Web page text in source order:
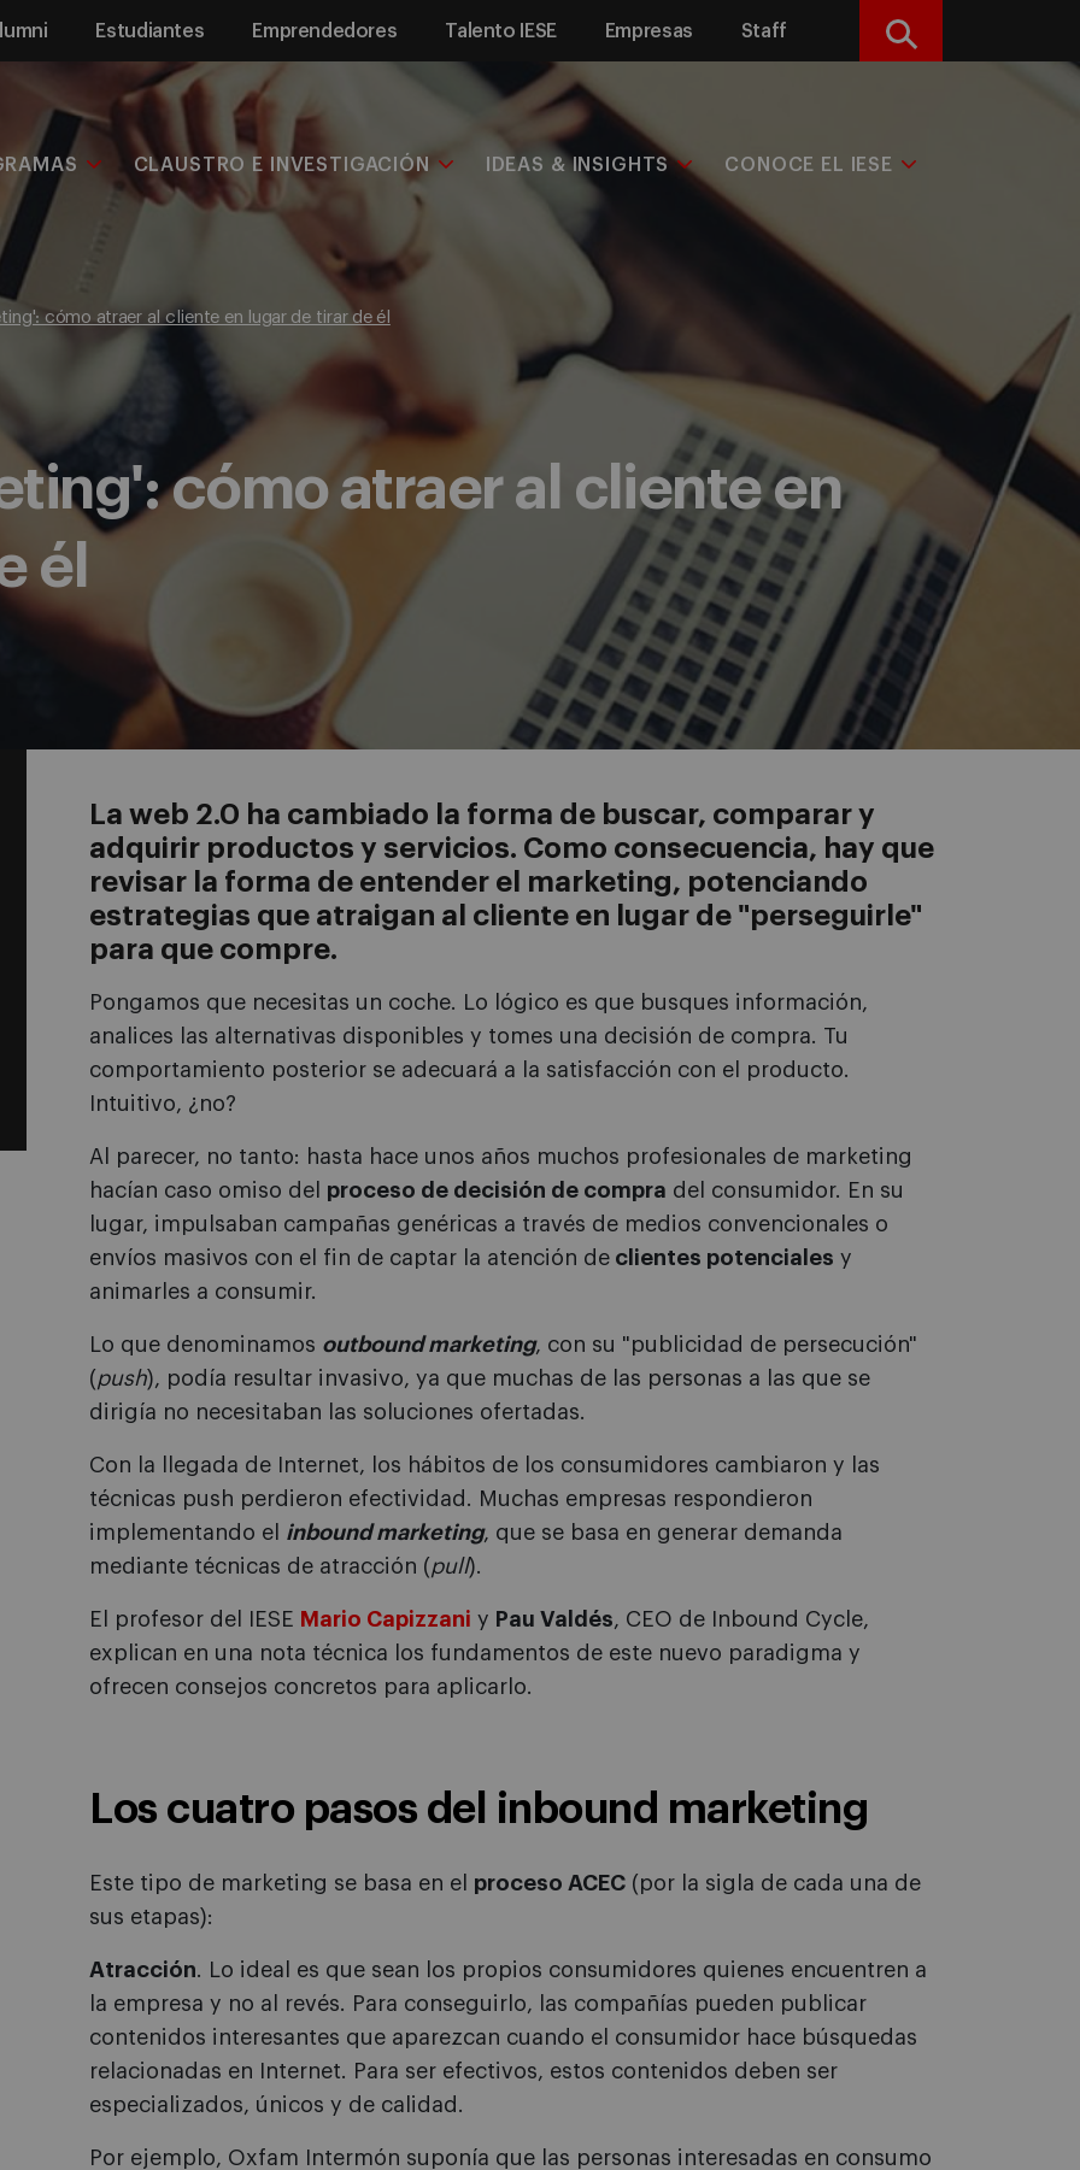
Estudiantes Emprendedores Talento IESE Empresas Staff Buscar
CLAUSTRO E INVESTIGACIÓN IDEAS & INSIGHTS CONOCE EL IESE
cómo atraer al cliente en lugar de tirar de él
cómo atraer al cliente en
él
La web 2.0 ha cambiado la forma de buscar, comparar y
adquirir productos y servicios. Como consecuencia, hay que
revisar la forma de entender el marketing, potenciando
estrategias que atraigan al cliente en lugar de "perseguirle"
para que compre.
Pongamos que necesitas un coche. Lo lógico es que busques información,
analices las alternativas disponibles y tomes una decisión de compra. Tu
comportamiento posterior se adecuará a la satisfacción con el producto.
Intuitivo, ¿no?
Al parecer, no tanto: hasta hace unos años muchos profesionales de marketing
hacían caso omiso del proceso de decisión de compra del consumidor. En su
lugar, impulsaban campañas genéricas a través de medios convencionales o
envíos masivos con el fin de captar la atención de clientes potenciales y
animarles a consumir.
Lo que denominamos outbound marketing, con su "publicidad de persecución"
(push), podía resultar invasivo, ya que muchas de las personas a las que se
dirigía no necesitaban las soluciones ofertadas.
Con la llegada de Internet, los hábitos de los consumidores cambiaron y las
técnicas push perdieron efectividad. Muchas empresas respondieron
implementando el inbound marketing, que se basa en generar demanda
mediante técnicas de atracción (pull).
El profesor del IESE Mario Capizzani y Pau Valdés, CEO de Inbound Cycle,
explican en una nota técnica los fundamentos de este nuevo paradigma y
ofrecen consejos concretos para aplicarlo.
Los cuatro pasos del inbound marketing
Este tipo de marketing se basa en el proceso ACEC (por la sigla de cada una de
sus etapas):
Atracción. Lo ideal es que sean los propios consumidores quienes encuentren a
la empresa y no al revés. Para conseguirlo, las compañías pueden publicar
contenidos interesantes que aparezcan cuando el consumidor hace búsquedas
relacionadas en Internet. Para ser efectivos, estos contenidos deben ser
especializados, únicos y de calidad.
Por ejemplo, Oxfam Intermón suponía que las personas interesadas en consumo